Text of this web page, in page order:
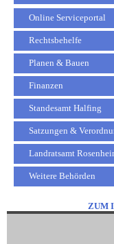
Online Serviceportal
Rechtsbehelfe
Planen & Bauen
Finanzen
Standesamt Halfing
Satzungen &
Landratsamt
Weitere Behörden
ZUM